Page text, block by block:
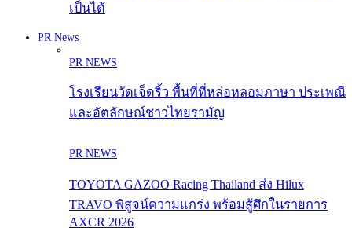
เป็นได้
PR News
PR NEWS
โรงเรียนวัดเจ็ดริ้ว พื้นที่ที่หล่อหลอมภาษา ประเพณี
และอัตลักษณ์ชาวไทยรามัญ
PR NEWS
TOYOTA GAZOO Racing Thailand ส่ง Hilux
TRAVO พิสูจน์ความแกร่ง พร้อมสู้ศึกในรายการ
AXCR 2026